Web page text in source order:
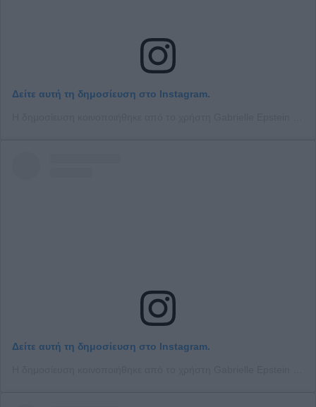
Δείτε αυτή τη δημοσίευση στο Instagram.
Δείτε αυτή τη δημοσίευση στο Instagram.